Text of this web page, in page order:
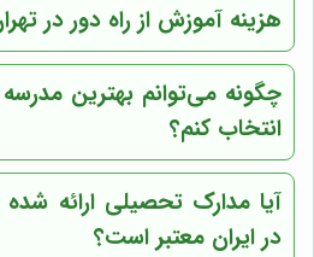
هزینه آموزش از راه دور در
چگونه می‌توانم بهترین مدرسه
انتخاب کنم؟
آیا مدارک تحصیلی ارائه
در ایران معتبر است؟